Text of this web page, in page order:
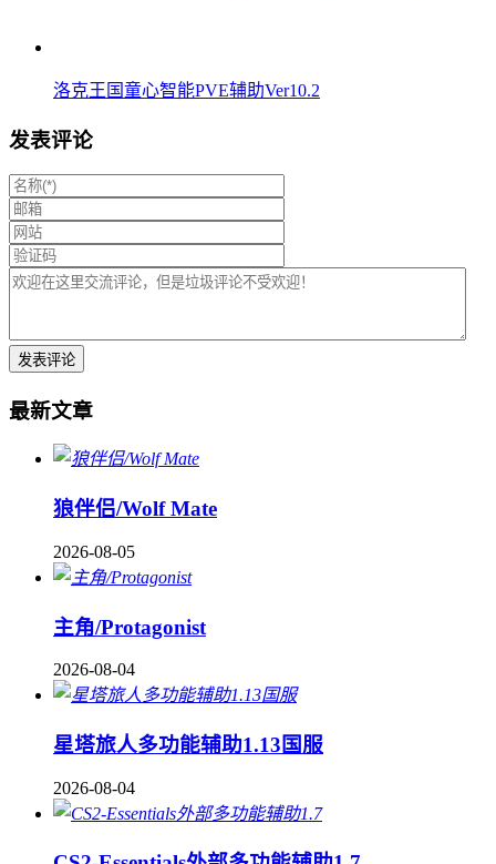
洛克王国童心智能PVE辅助Ver10.2
发表评论
最新文章
狼伴侣/Wolf Mate
2026-08-05
主角/Protagonist
2026-08-04
星塔旅人多功能辅助1.13国服
2026-08-04